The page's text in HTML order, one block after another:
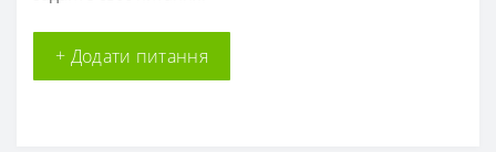
+ Додати питання